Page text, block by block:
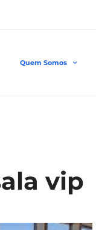
Quem Somos
vip